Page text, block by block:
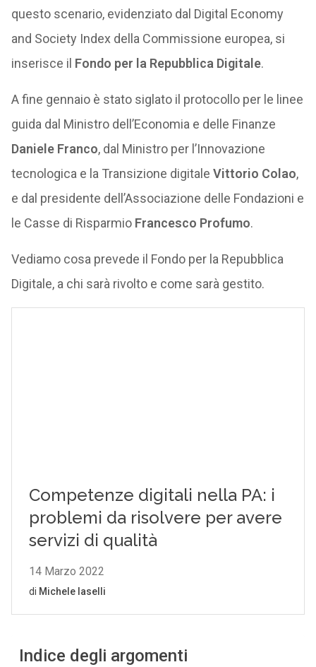
questo scenario, evidenziato dal Digital Economy
and Society Index della Commissione europea, si
inserisce il Fondo per la Repubblica Digitale.
A fine gennaio è stato siglato il protocollo per le linee
guida dal Ministro dell’Economia e delle Finanze
Daniele Franco, dal Ministro per l’Innovazione
tecnologica e la Transizione digitale Vittorio Colao,
e dal presidente dell’Associazione delle Fondazioni e
le Casse di Risparmio Francesco Profumo.
Vediamo cosa prevede il Fondo per la Repubblica
Digitale, a chi sarà rivolto e come sarà gestito.
Indice degli argomenti